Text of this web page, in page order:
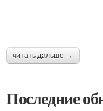
читать дальше →
Последние